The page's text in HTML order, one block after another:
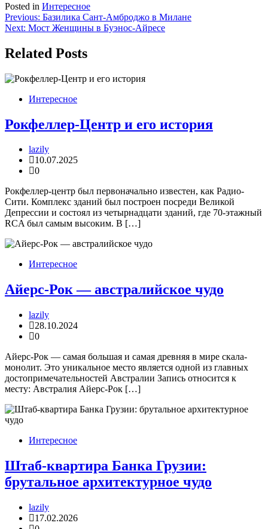
Posted in Интересное
Навигация
по
записям
Previous: Базилика Сант-Амброджо в Милане
Next: Мост Женщины в Буэнос-Айресе
Related Posts
Интересное
Рокфеллер-Центр и его история
lazily
10.07.2025
0
Рокфеллер-центр был первоначально известен, как Радио-
Сити. Комплекс зданий был построен посреди Великой
Депрессии и состоял из четырнадцати зданий, где 70-этажный
RCA был самым высоким. В […]
Интересное
Айерс-Рок — австралийское чудо
lazily
28.10.2024
0
Айерс-Рок — самая большая и самая древняя в мире скала-
монолит. Это уникальное место является одной из главных
достопримечательностей Австралии Запись относится к
месту: Австралия Айерс-Рок […]
Интересное
Штаб-квартира Банка Грузии:
брутальное архитектурное чудо
lazily
17.02.2026